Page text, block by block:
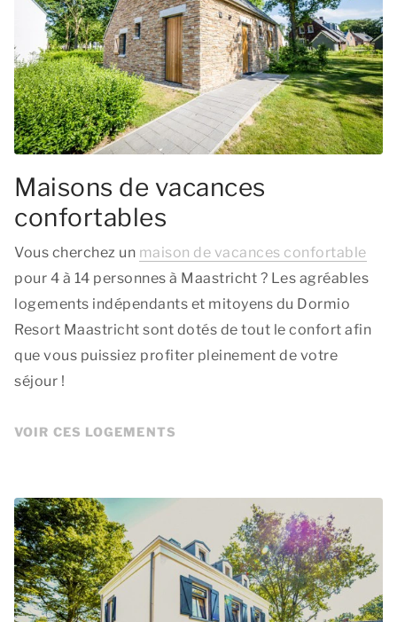
Maisons de vacances
confortables
Vous cherchez un maison de vacances confortable
pour 4 à 14 personnes à Maastricht ? Les agréables
logements indépendants et mitoyens du Dormio
Resort Maastricht sont dotés de tout le confort afin
que vous puissiez profiter pleinement de votre
séjour !
VOIR CES LOGEMENTS